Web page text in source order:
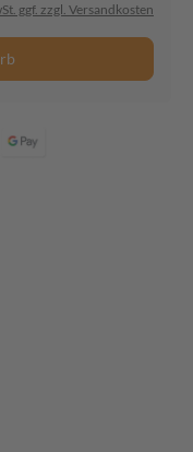
ggf. zzgl. Versandkosten